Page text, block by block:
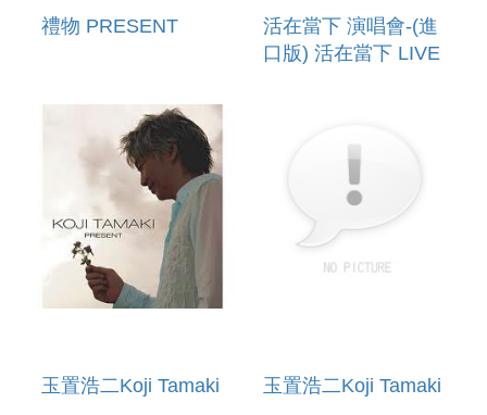
禮物 PRESENT
活在當下 演唱會-(進
口版) 活在當下 LIVE
玉置浩二Koji Tamaki
玉置浩二Koji Tamaki